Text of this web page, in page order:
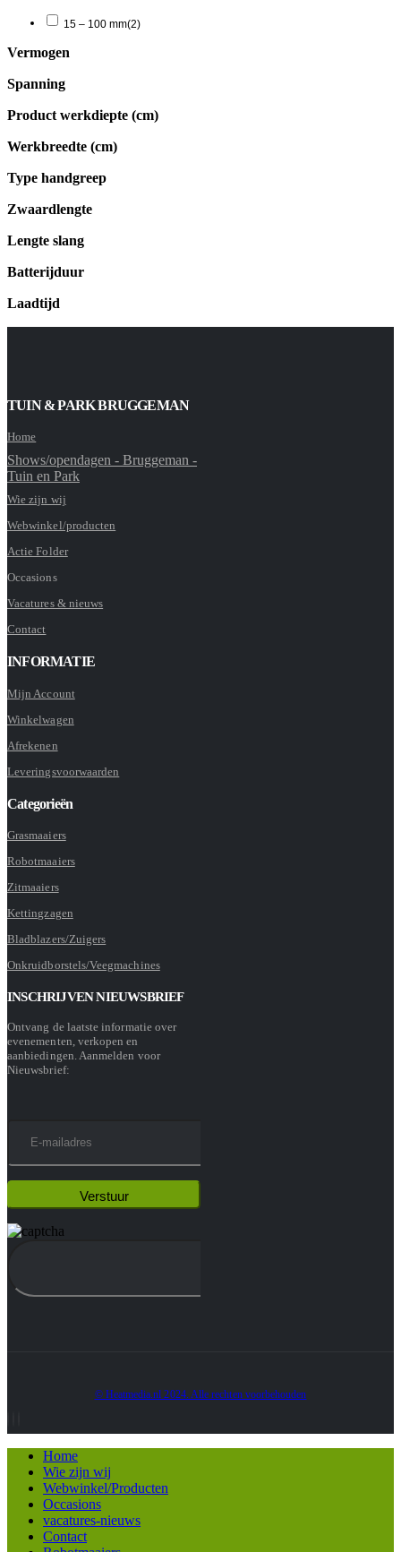
15 – 100 mm(2)
Vermogen
Spanning
Product werkdiepte (cm)
Werkbreedte (cm)
Type handgreep
Zwaardlengte
Lengte slang
Batterijduur
Laadtijd
TUIN & PARK BRUGGEMAN
Home
Shows/opendagen - Bruggeman -
Tuin en Park
Wie zijn wij
Webwinkel/producten
Actie Folder
Occasions
Vacatures & nieuws
Contact
INFORMATIE
Mijn Account
Winkelwagen
Afrekenen
Leveringsvoorwaarden
Categorieën
Grasmaaiers
Robotmaaiers
Zitmaaiers
Kettingzagen
Bladblazers/Zuigers
Onkruidborstels/Veegmachines
INSCHRIJVEN NIEUWSBRIEF
Ontvang de laatste informatie over
evenementen, verkopen en
aanbiedingen. Aanmelden voor
Nieuwsbrief:
© Heatmedia.nl 2024. Alle rechten voorbehouden
Home
Wie zijn wij
Webwinkel/Producten
Occasions
vacatures-nieuws
Contact